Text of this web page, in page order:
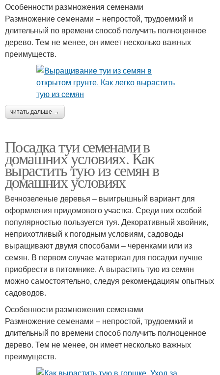
Особенности размножения семенами
Размножение семенами – непростой, трудоемкий и
длительный по времени способ получить полноценное
дерево. Тем не менее, он имеет несколько важных
преимуществ.
читать дальше →
Посадка туи семенами в
домашних условиях. Как
вырастить тую из семян в
домашних условиях
Вечнозеленые деревья – выигрышный вариант для
оформления придомового участка. Среди них особой
популярностью пользуется туя. Декоративный хвойник,
неприхотливый к погодным условиям, садоводы
выращивают двумя способами – черенками или из
семян. В первом случае материал для посадки лучше
приобрести в питомнике. А вырастить тую из семян
можно самостоятельно, следуя рекомендациям опытных
садоводов.
Особенности размножения семенами
Размножение семенами – непростой, трудоемкий и
длительный по времени способ получить полноценное
дерево. Тем не менее, он имеет несколько важных
преимуществ.